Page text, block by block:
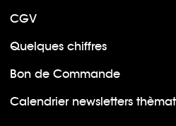
CGV
Quelques chiffres
Bon de Commande
Calendrier newsletters